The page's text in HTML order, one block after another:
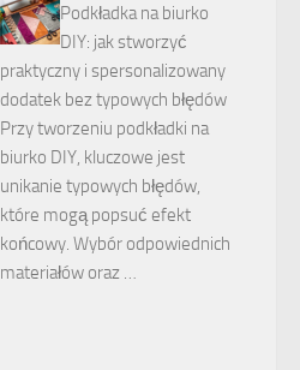
Podkładka na biurko
DIY: jak stworzyć
praktyczny i spersonalizowany
dodatek bez typowych błędów
Przy tworzeniu podkładki na
biurko DIY, kluczowe jest
unikanie typowych błędów,
które mogą popsuć efekt
końcowy. Wybór odpowiednich
materiałów oraz …